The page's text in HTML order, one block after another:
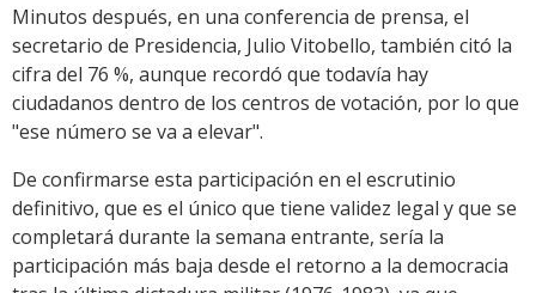
Minutos después, en una conferencia de prensa, el
secretario de Presidencia, Julio Vitobello, también citó la
cifra del 76 %, aunque recordó que todavía hay
ciudadanos dentro de los centros de votación, por lo que
"ese número se va a elevar".
De confirmarse esta participación en el escrutinio
definitivo, que es el único que tiene validez legal y que se
completará durante la semana entrante, sería la
participación más baja desde el retorno a la democracia